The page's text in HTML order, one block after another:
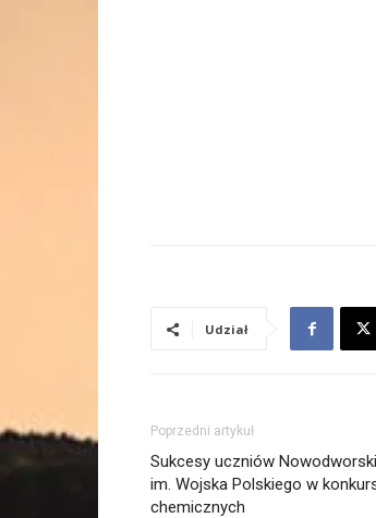
Udział
Poprzedni artykuł
Sukcesy uczniów
im. Wojska Polskiego w
chemicznych